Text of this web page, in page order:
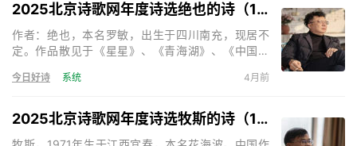
2025北京诗歌网年度诗选绝也的诗（15首）
作者：绝也，本名罗敏，出生于四川南充，现居不
定。作品散见于《星星》、《青海湖》、《中国诗
《神的呢喃》、《秋叶集》、《在成都的日子》、
《残梦》等。主编诗歌刊物三十余部。《天下诗歌》
诗刊主编。
今日好诗 系统 4月前
2025北京诗歌网年度诗选牧斯的诗（17首）